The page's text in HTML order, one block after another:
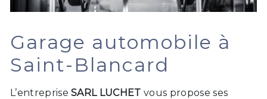
Garage automobile à
Saint-Blancard
L’entrepriseSARL LUCHET vous propose ses